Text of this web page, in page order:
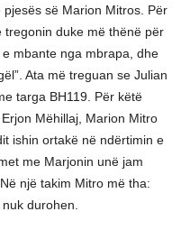
së Marion Mitros. Për
tregonin duke më thënë për
mbante nga mbrapa, dhe
Ata më treguan se Julian
targa BH119. Për këtë
Mëhillaj, Marion Mitro
ishin ortakë në ndërtimin e
me Marjonin unë jam
një takim Mitro më tha:
durohen.